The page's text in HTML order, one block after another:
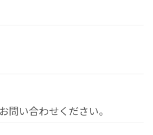
問い合わせください。